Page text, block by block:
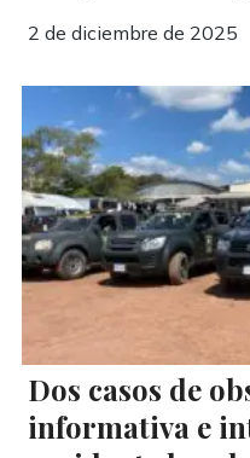
2 de diciembre de 2025
Dos casos de
informativa e